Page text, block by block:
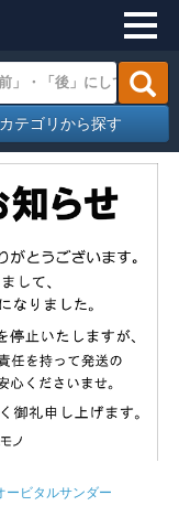
カテゴリから探す
ービタルサンダー